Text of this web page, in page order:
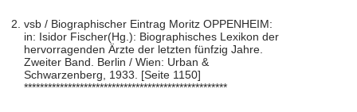
vsb / Biographischer Eintrag Moritz OPPENHEIM:
in: Isidor Fischer(Hg.): Biographisches Lexikon der
hervorragenden Ärzte der letzten fünfzig Jahre.
Zweiter Band. Berlin / Wien: Urban &
Schwarzenberg, 1933. [Seite 1150]
***************************************************